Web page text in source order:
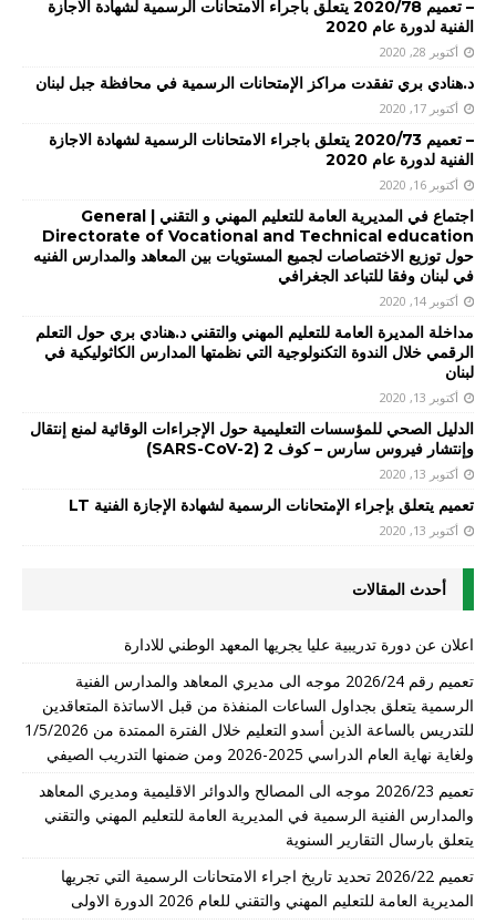
– تعميم 2020/78 يتعلق باجراء الامتحانات الرسمية لشهادة الاجازة
الفنية لدورة عام 2020
أكتوبر 28, 2020
د.هنادي بري تفقدت مراكز الإمتحانات الرسمية في محافظة جبل لبنان
أكتوبر 17, 2020
– تعميم 2020/73 يتعلق باجراء الامتحانات الرسمية لشهادة الاجازة
الفنية لدورة عام 2020
أكتوبر 16, 2020
اجتماع في المديرية العامة للتعليم المهني و التقني | General
Directorate of Vocational and Technical education
حول توزيع الاختصاصات لجميع المستويات بين المعاهد والمدارس الفنيه
في لبنان وفقا للتباعد الجغرافي
أكتوبر 14, 2020
مداخلة المديرة العامة للتعليم المهني والتقني د.هنادي بري حول التعلم
الرقمي خلال الندوة التكنولوجية التي نظمتها المدارس الكاثوليكية في
لبنان
أكتوبر 13, 2020
الدليل الصحي للمؤسسات التعليمية حول الإجراءات الوقائية لمنع إنتقال
وإنتشار فيروس سارس – كوف 2 (SARS-CoV-2)
أكتوبر 13, 2020
تعميم يتعلق بإجراء الإمتحانات الرسمية لشهادة الإجازة الفنية LT
أكتوبر 13, 2020
أحدث المقالات
اعلان عن دورة تدريبية عليا يجريها المعهد الوطني للادارة
تعميم رقم 2026/24 موجه الى مديري المعاهد والمدارس الفنية
الرسمية يتعلق بجداول الساعات المنفذة من قبل الاساتذة المتعاقدين
للتدريس بالساعة الذين أسدو التعليم خلال الفترة الممتدة من 1/5/2026
ولغاية نهاية العام الدراسي 2025-2026 ومن ضمنها التدريب الصيفي
تعميم 2026/23 موجه الى المصالح والدوائر الاقليمية ومديري المعاهد
والمدارس الفنية الرسمية في المديرية العامة للتعليم المهني والتقني
يتعلق بارسال التقارير السنوية
تعميم 2026/22 تحديد تاريخ اجراء الامتحانات الرسمية التي تجريها
المديرية العامة للتعليم المهني والتقني للعام 2026 الدورة الاولى